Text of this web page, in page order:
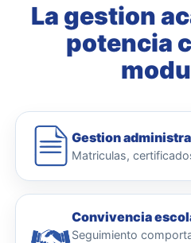
La gestion
potencia
Gestion
Matriculas,
Convivencia
Seguimiento